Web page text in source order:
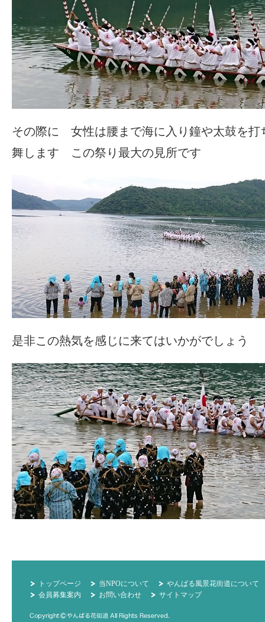
その際に 女性は腰まで海に入り鐘や太鼓を
舞します この祭り最大の見所です
是非この熱気を感じに来てはいかがでしょう
トップページ 当NPOについて
やんばる風景花街道について
会員募集案内
お問い合わせ サイトマップ